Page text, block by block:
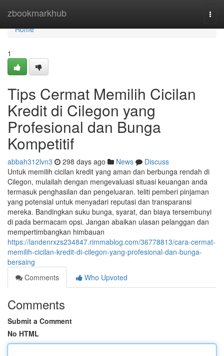
zbookmarkhub
Home
Home
1
Tips Cermat Memilih Cicilan
Kredit di Cilegon yang
Profesional dan Bunga
Kompetitif
abbah312lvn3 298 days ago News
Discuss
Untuk memilih cicilan kredit yang aman dan berbunga rendah di
Cilegon, mulailah dengan mengevaluasi situasi keuangan anda
termasuk penghasilan dan pengeluaran. teliti pemberi pinjaman
yang potensial untuk menyadari reputasi dan transparansi
mereka. Bandingkan suku bunga, syarat, dan biaya tersembunyi
di pada bermacam opsi. Jangan abaikan ulasan pelanggan dan
mempertimbangkan himbauan
https://landenrxzs234847.rimmablog.com/36778813/cara-cermat-
memilih-cicilan-kredit-di-cilegon-yang-profesional-dan-bunga-
bersaing
Comments
Who Upvoted
Comments
Submit a Comment
No HTML